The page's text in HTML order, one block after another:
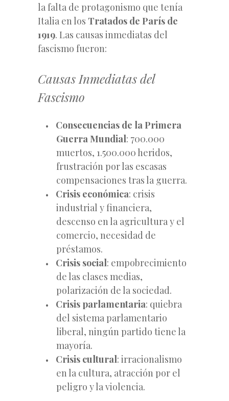
la falta de protagonismo que tenía
Italia en los Tratados de París de
1919. Las causas inmediatas del
fascismo fueron:
Causas Inmediatas del
Fascismo
Consecuencias de la Primera
Guerra Mundial: 700.000
muertos, 1.500.000 heridos,
frustración por las escasas
compensaciones tras la guerra.
Crisis económica: crisis
industrial y financiera,
descenso en la agricultura y el
comercio, necesidad de
préstamos.
Crisis social: empobrecimiento
de las clases medias,
polarización de la sociedad.
Crisis parlamentaria: quiebra
del sistema parlamentario
liberal, ningún partido tiene la
mayoría.
Crisis cultural: irracionalismo
en la cultura, atracción por el
peligro y la violencia.